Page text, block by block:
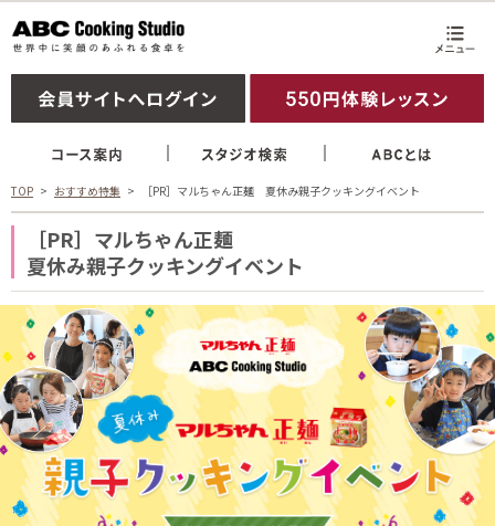
TOP おすすめ特集 ［PR］マルちゃん正麺 夏休み親子クッキングイベント
［PR］マルちゃん正麺
夏休み親子クッキングイベント